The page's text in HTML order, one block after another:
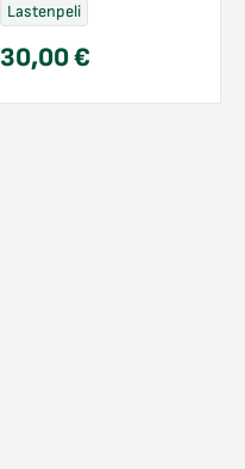
Lastenpeli
30,00€